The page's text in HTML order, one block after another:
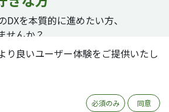
を本質的に進めたい方、
せんか？
り良いユーザー体験をご提供いたし
必須のみ 同意